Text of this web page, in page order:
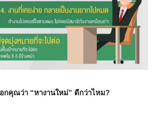
คุณว่า “หางานใหม่” ดีกว่าไหม?